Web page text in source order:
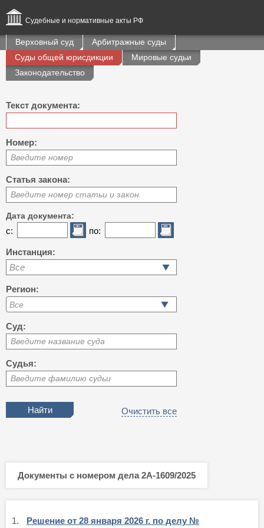
Судебные и нормативные акты РФ
Верховный суд
Арбитражные суды
Суды общей юрисдикции
Мировые судьи
Законодательство
Текст документа:
Номер:
Введите номер
Статья закона:
Введите номер статьи и закон
Дата документа:
с: по:
Инстанция:
Все
Регион:
Суд:
Введите название суда
Судья:
Введите фамилию судьи
Очистить все
Документы с номером дела 2А-1609/2025
1.
Решение от 28 января 2026 г. по делу №